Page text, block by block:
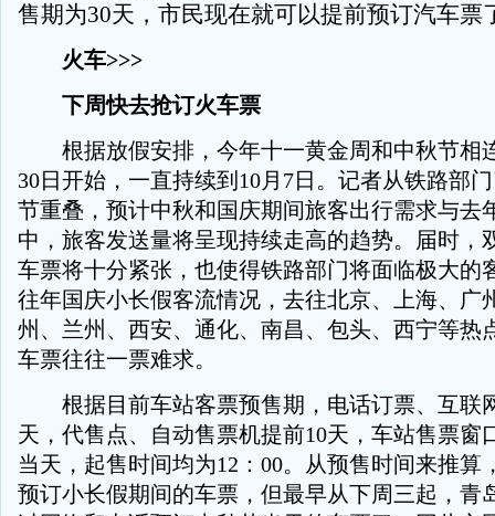
售期为30天，市民现在就可以提前预订汽车票
火车>>>
下周快去抢订火车票
根据放假安排，今年十一黄金周和中秋节相
30日开始，一直持续到10月7日。记者从铁路部
节重叠，预计中秋和国庆期间旅客出行需求与去
中，旅客发送量将呈现持续走高的趋势。届时，
车票将十分紧张，也使得铁路部门将面临极大的
往年国庆小长假客流情况，去往北京、上海、广
州、兰州、西安、通化、南昌、包头、西宁等热
车票往往一票难求。
根据目前车站客票预售期，电话订票、互联
天，代售点、自动售票机提前10天，车站售票窗
当天，起售时间均为12：00。从预售时间来推算
预订小长假期间的车票，但最早从下周三起，青